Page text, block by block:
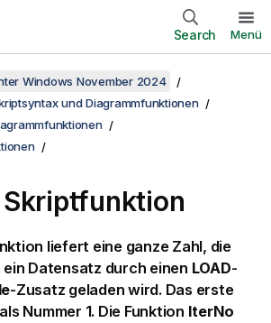
Search Menü
Windows November 2024
und Diagrammfunktionen
liefert eine ganze Zahl, die
Datensatz durch einen LOAD-
-Zusatz geladen wird. Das erste
Nummer 1. Die Funktion IterNo